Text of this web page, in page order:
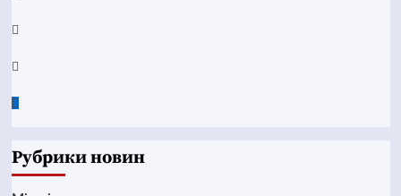
Instagram
Twitter
Google
Рубрики новин